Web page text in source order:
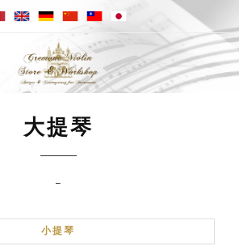
大提琴
-
小提琴